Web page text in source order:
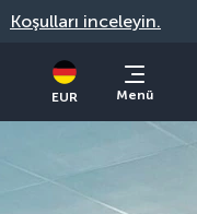
Koşulları inceleyin.
EUR Menü